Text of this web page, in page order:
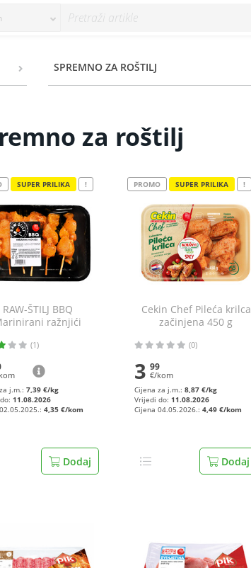
SPREMNO ZA ROŠTILJ
za roštilj
SUPER PRILIKA !
RAW-ŠTILJ BBQ
ražnjići
(1)
j.m.: 7,39 €/kg
11.08.2026
4,35 €/kom
Dodaj
PROMO SUPER PRILIKA !
Cekin Chef Pileća krilca
začinjena 450 g
(0)
3 99
€/kom
Cijena za j.m.: 8,87 €/kg
Vrijedi do: 11.08.2026
Cijena 04.05.2026.: 4,49 €/kom
Dodaj